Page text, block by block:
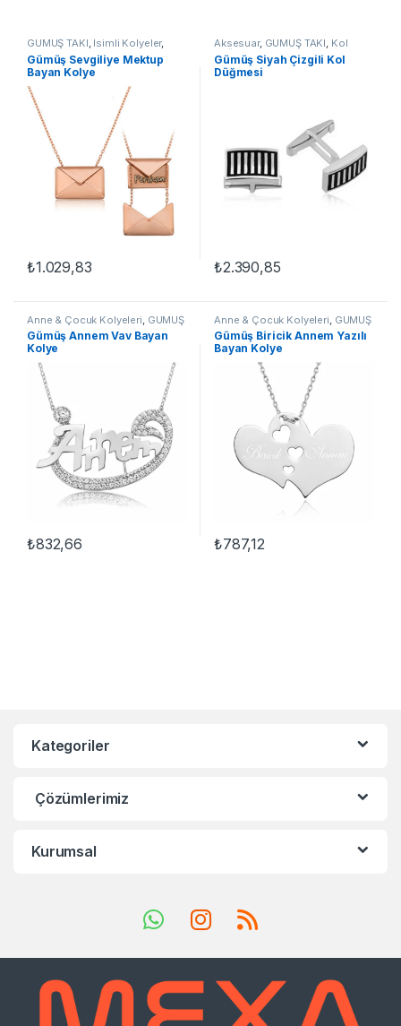
GÜMÜŞ TAKI, İsimli Kolyeler,
Kadın Kolyeleri,Kolye
Gümüş Sevgiliye Mektup
Bayan Kolye
₺1.029,83
Aksesuar, GÜMÜŞ TAKI, Kol
Düğmeleri
Gümüş Siyah Çizgili Kol
Düğmesi
₺2.390,85
Anne & Çocuk Kolyeleri GÜMÜŞ
TAKI Kadın Kolyeleri Kolye
Gümüş Annem Vav Bayan
Kolye
₺832,66
Anne & Çocuk Kolyeleri GÜMÜŞ
TAKI Kadın Kolyeleri Kolye
Gümüş Biricik Annem Yazılı
Bayan Kolye
₺787,12
Kategoriler
Çözümlerimiz
Kurumsal